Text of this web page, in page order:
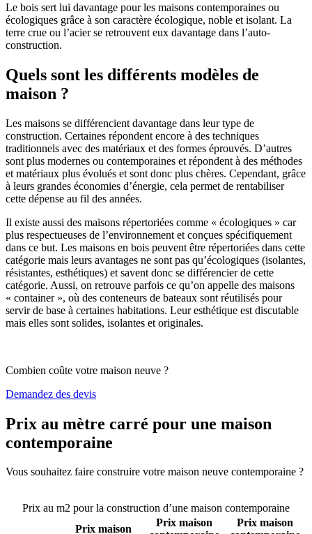
Le bois sert lui davantage pour les maisons contemporaines ou
écologiques grâce à son caractère écologique, noble et isolant. La
terre crue ou l’acier se retrouvent eux davantage dans l’auto-
construction.
Quels sont les différents modèles de
maison ?
Les maisons se différencient davantage dans leur type de
construction. Certaines répondent encore à des techniques
traditionnels avec des matériaux et des formes éprouvés. D’autres
sont plus modernes ou contemporaines et répondent à des méthodes
et matériaux plus évolués et sont donc plus chères. Cependant, grâce
à leurs grandes économies d’énergie, cela permet de rentabiliser
cette dépense au fil des années.
Il existe aussi des maisons répertoriées comme « écologiques » car
plus respectueuses de l’environnement et conçues spécifiquement
dans ce but. Les maisons en bois peuvent être répertoriées dans cette
catégorie mais leurs avantages ne sont pas qu’écologiques (isolantes,
résistantes, esthétiques) et savent donc se différencier de cette
catégorie. Aussi, on retrouve parfois ce qu’on appelle des maisons
« container », où des conteneurs de bateaux sont réutilisés pour
servir de base à certaines habitations. Leur esthétique est discutable
mais elles sont solides, isolantes et originales.
Combien coûte votre maison neuve ?
Demandez des devis
Prix au mètre carré pour une maison
contemporaine
Vous souhaitez faire construire votre maison neuve contemporaine ?
Prix au m2 pour la construction d’une maison contemporaine
Prix maison
Prix maison
Prix maison